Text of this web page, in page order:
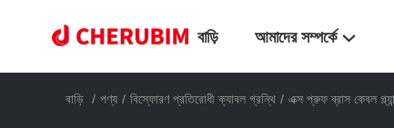
বাড়ি আমাদের সম্পর্কে
বাড়ি / পণ্য / বিস্ফোরণ প্রতিরোধী ক্যাবল গ্রন্থি / এক্স প্রুফ ব্রাস কেবল